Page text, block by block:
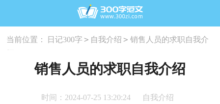
当前位置： 日记300字 > 自我介绍 > 销售人员的求职自我介
销售人员的求职自我介绍
时间：2024-07-25 13:20:24 自我介绍